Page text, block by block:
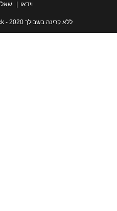
שאלות ותשובות
ללא קרינה בשבילך 2020 - OceanWP Theme by Nick